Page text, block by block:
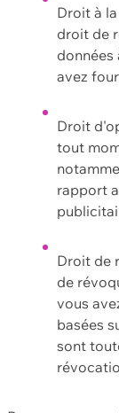
Droit à
droit de
données
avez
Droit
tout
rapport
Droit de
de
vous
basées
sont